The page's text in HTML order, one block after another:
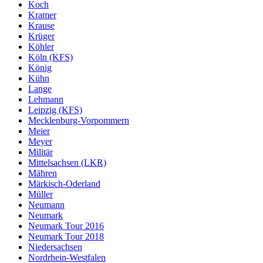
Koch
Kramer
Krause
Krüger
Köhler
Köln (KFS)
König
Kühn
Lange
Lehmann
Leipzig (KFS)
Mecklenburg-Vorpommern
Meier
Meyer
Militär
Mittelsachsen (LKR)
Mähren
Märkisch-Oderland
Müller
Neumann
Neumark
Neumark Tour 2016
Neumark Tour 2018
Niedersachsen
Nordrhein-Westfalen